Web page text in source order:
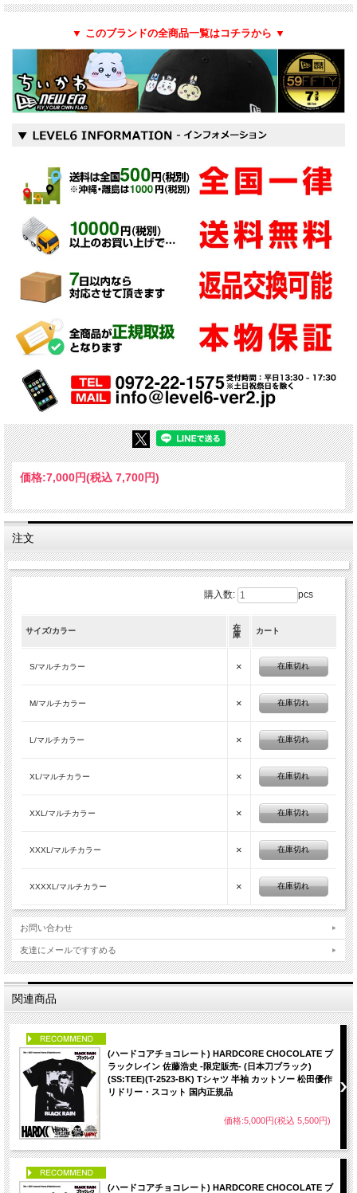
▼ このブランドの全商品一覧はコチラから ▼
価格:7,000円(税込 7,700円)
注文
購入数: pcs
サイズ/カラー
在
庫
カート
S/マルチカラー × 在庫切れ
M/マルチカラー × 在庫切れ
L/マルチカラー × 在庫切れ
XL/マルチカラー × 在庫切れ
XXL/マルチカラー × 在庫切れ
XXXL/マルチカラー × 在庫切れ
XXXXL/マルチカラー × 在庫切れ
お問い合わせ
友達にメールですすめる
関連商品
(ハードコアチョコレート) HARDCORE CHOCOLATE ブ
ラックレイン 佐藤浩史 -限定販売- (日本刀ブラック)
(SS:TEE)(T-2523-BK) Tシャツ 半袖 カットソー 松田優作
リドリー・スコット 国内正規品
価格:5,000円(税込 5,500円)
(ハードコアチョコレート) HARDCORE CHOCOLATE ブ